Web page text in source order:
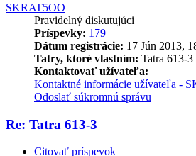
SKRAT5OO
Pravidelný diskutujúci
Príspevky: 179
Dátum registrácie: 17 Jún 2013,
Tatry, ktoré vlastním: Tatra 613-
Kontaktovať užívateľa:
Kontaktné informácie užívateľa -
Odoslať súkromnú správu
Re: Tatra 613-3
Citovať príspevok